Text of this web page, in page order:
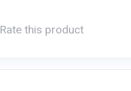
Rate this product